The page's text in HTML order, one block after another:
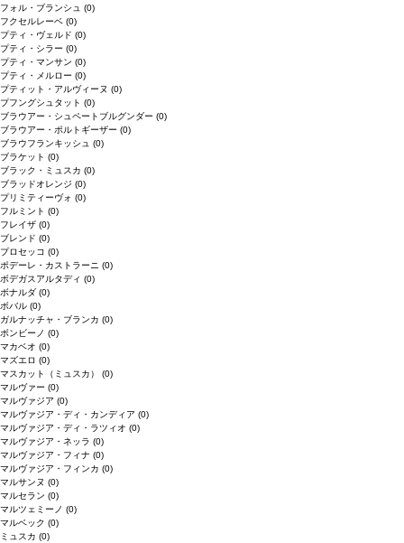
フォル・ブランシュ (0)
フクセルレーベ (0)
プティ・ヴェルド (0)
プティ・シラー (0)
プティ・マンサン (0)
プティ・メルロー (0)
プティット・アルヴィーヌ (0)
プフングシュタット (0)
ブラウアー・シュペートブルグンダー (0)
ブラウアー・ポルトギーザー (0)
ブラウフランキッシュ (0)
ブラケット (0)
ブラック・ミュスカ (0)
ブラッドオレンジ (0)
プリミティーヴォ (0)
フルミント (0)
フレイザ (0)
ブレンド (0)
プロセッコ (0)
ポデーレ・カストラーニ (0)
ボデガスアルタディ (0)
ボナルダ (0)
ボバル (0)
ガルナッチャ・ブランカ (0)
ボンビーノ (0)
マカベオ (0)
マズエロ (0)
マスカット（ミュスカ） (0)
マルヴァー (0)
マルヴァジア (0)
マルヴァジア・ディ・カンディア (0)
マルヴァジア・ディ・ラツィオ (0)
マルヴァジア・ネッラ (0)
マルヴァジア・フィナ (0)
マルヴァジア・フィンカ (0)
マルサンヌ (0)
マルセラン (0)
マルツェミーノ (0)
マルベック (0)
ミュスカ (0)